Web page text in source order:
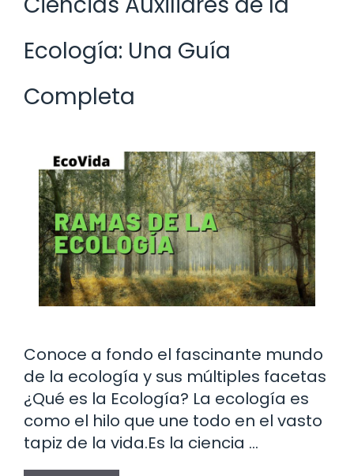
Ecología: Una Guía
Completa
Conoce a fondo el fascinante mundo
de la ecología y sus múltiples facetas
¿Qué es la Ecología? La ecología es
como el hilo que une todo en el vasto
tapiz de la vida.Es la ciencia …